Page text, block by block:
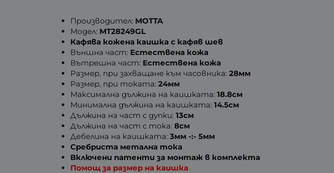
Производител: MOTTA
Модел: MT28249GL
Кафява кожена каишка с кафяв шев
Външна част: Естествена кожа
Вътрешна част: Естествена кожа
Размер, при захващане към часовника:28мм
Размер, при токата:24мм
Максимална дължина на каишката:18.8см
Минимална дължина на каишката:14.5см
Дължина на част с дупки: 13см
Дължина на част с тока: 8см
Дебелина на каишката:3мм -:- 5мм
Сребриста метална тока
Включени патенти за монтаж в комплекта
Помощ за размер на каишка